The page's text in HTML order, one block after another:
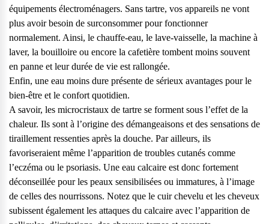
équipements électroménagers. Sans tartre, vos appareils ne vont
plus avoir besoin de surconsommer pour fonctionner
normalement. Ainsi, le chauffe-eau, le lave-vaisselle, la machine à
laver, la bouilloire ou encore la cafetière tombent moins souvent
en panne et leur durée de vie est rallongée.
Enfin, une eau moins dure présente de sérieux avantages pour le
bien-être et le confort quotidien.
A savoir, les microcristaux de tartre se forment sous l’effet de la
chaleur. Ils sont à l’origine des démangeaisons et des sensations de
tiraillement ressenties après la douche. Par ailleurs, ils
favoriseraient même l’apparition de troubles cutanés comme
l’eczéma ou le psoriasis. Une eau calcaire est donc fortement
déconseillée pour les peaux sensibilisées ou immatures, à l’image
de celles des nourrissons. Notez que le cuir chevelu et les cheveux
subissent également les attaques du calcaire avec l’apparition de